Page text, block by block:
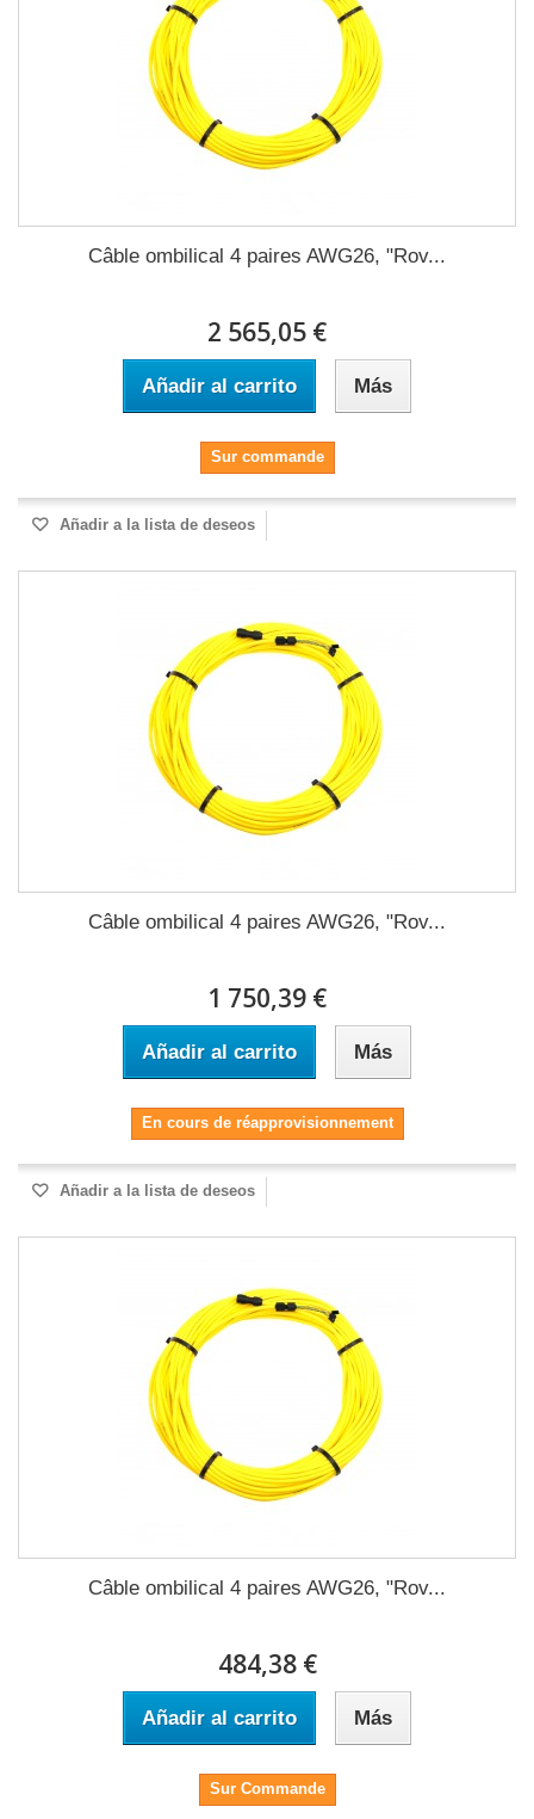
Câble ombilical 4 paires AWG26, "Rov...
2 565,05 €
Añadir al carrito Más
Sur commande
Añadir a la lista de deseos
Câble ombilical 4 paires AWG26, "Rov...
1 750,39 €
Añadir al carrito Más
En cours de réapprovisionnement
Añadir a la lista de deseos
Câble ombilical 4 paires AWG26, "Rov...
484,38 €
Añadir al carrito Más
Sur Commande